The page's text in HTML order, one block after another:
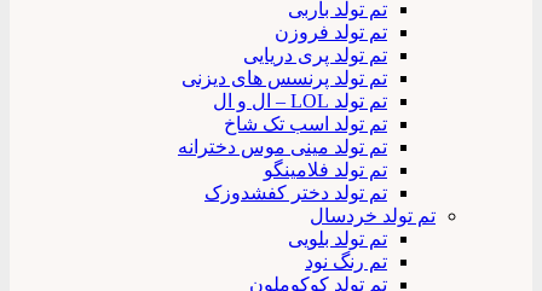
تم تولد باربی
تم تولد فروزن
تم تولد پری دریایی
تم تولد پرنسس های دیزنی
تم تولد LOL – ال و ال
تم تولد اسب تک شاخ
تم تولد مینی موس دخترانه
تم تولد فلامینگو
تم تولد دختر کفشدوزک
تم تولد خردسال
تم تولد بلویی
تم رنگ نود
تم تولد کوکوملون